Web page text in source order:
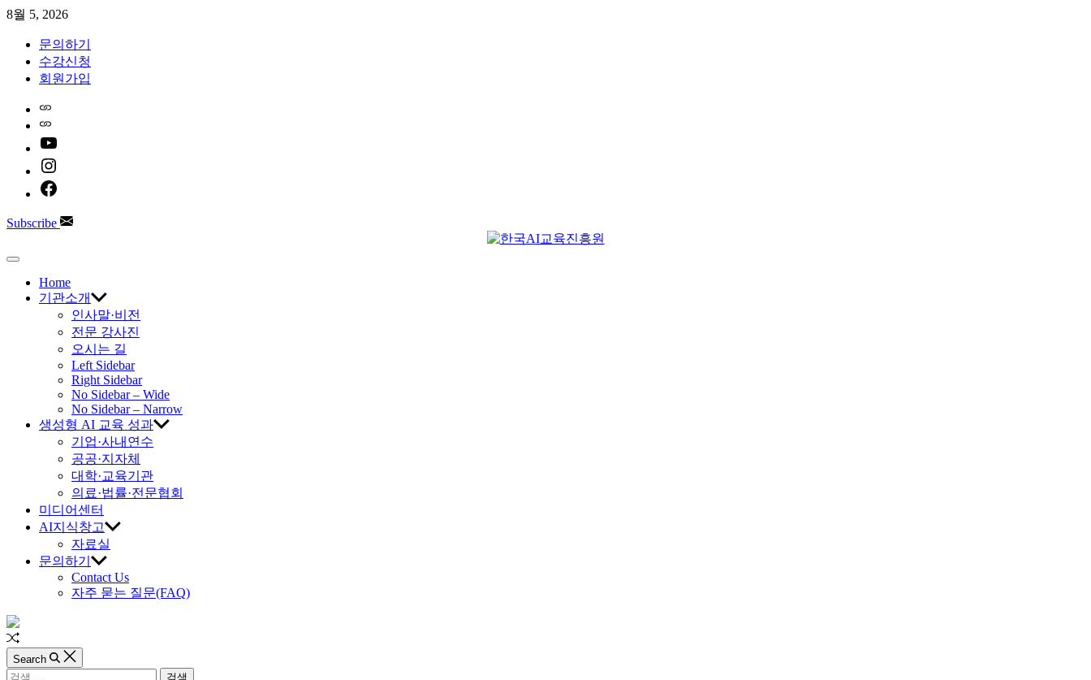
Skip
content
8월 5, 2026
문의하기
수강신청
회원가입
Subscribe
한
국
진
원
Off
CanvasHome
기관소개
인사말·비전
전문 강사진
오시는 길
Left Sidebar
Right Sidebar
No Sidebar – Wide
No Sidebar – Narrow
생성형 AI 교육 성과
기업·사내연수
공공·지자체
대학·교육기관
의료·법률·전문협회
미디어센터
AI지식창고
자료실
문의하기
Contact Us
자주 묻는 질문(FAQ)
Random
Article
Search
검